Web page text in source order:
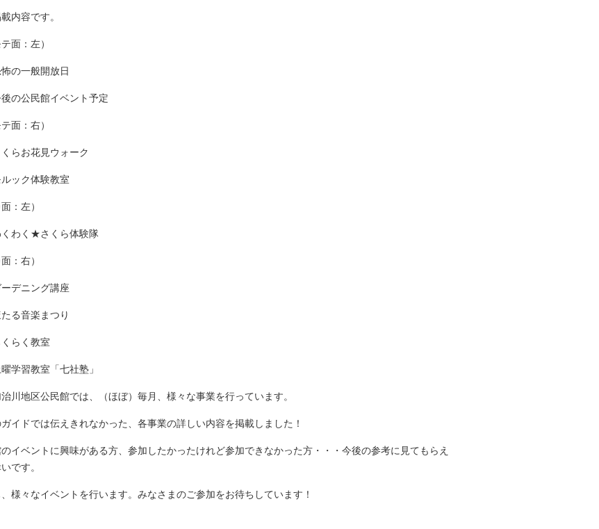
内容です。
テ面：左）
の一般開放日
の公民館イベント予定
テ面：右）
らお花見ウォーク
ック体験教室
面：左）
わく★さくら体験隊
面：右）
デニング講座
る音楽まつり
らく教室
学習教室「七社塾」
地区公民館では、（ほぼ）毎月、様々な事業を行っています。
イドでは伝えきれなかった、各事業の詳しい内容を掲載しました！
イベントに興味がある方、参加したかったけれど参加できなかった方・・・今後の参考に見てもらえ
です。
様々なイベントを行います。みなさまのご参加をお待ちしています！